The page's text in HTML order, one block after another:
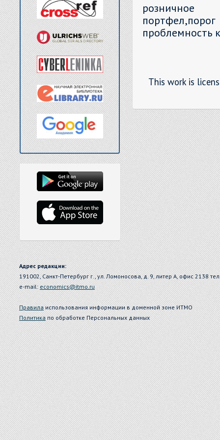
розничное
проблемность
This work is
Адрес редакции:
191002, Санкт-Петербург г., ул. Ломоносова, д. 9, литер А, офис 2138
e-mail:economics@itmo.ru
Правилаиспользования информации в доменной зоне ИТМО
Политикапо обработке Персональных данных